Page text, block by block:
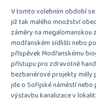
V tomto volebním období
již tak malého množství
záměry na megalomanskou
modřanském sídlišti nebo
příspěvek Modřanskému
přístupu pro zdravotně
bezbariérové projekty měly
jde o Sofijské náměstí
výstavbu kanalizace v